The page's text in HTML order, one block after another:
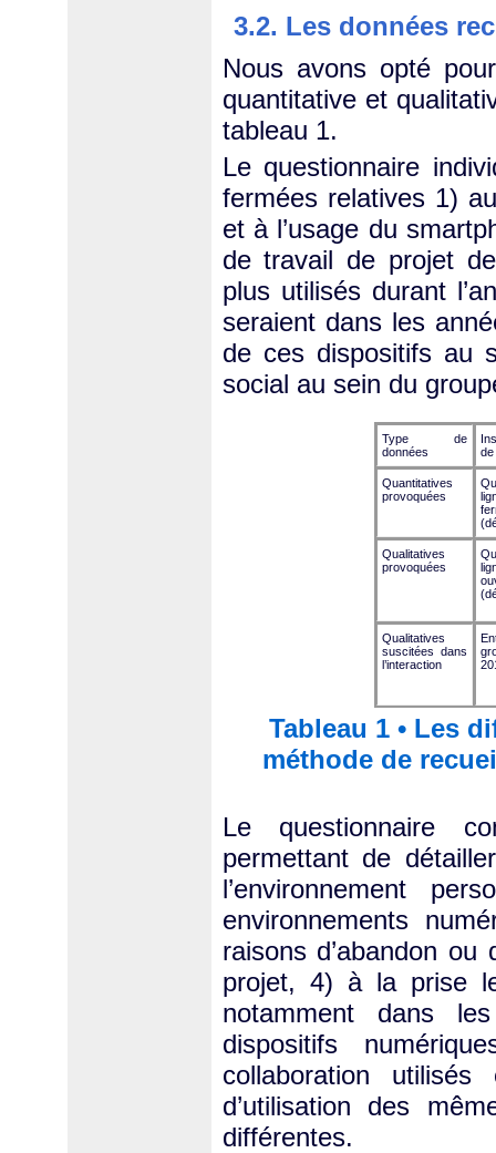
3.2. Les données
Nous avons opté
quantitative et
tableau 1.
Le questionnaire
fermées relatives 1)
et à l’usage du
de travail de projet
plus utilisés durant
seraient dans les
de ces dispositifs au
social au sein du
Type de
données
de
Quantitatives
provoquées
Qualitatives
provoquées
Qualitatives
suscitées dans
l’interaction
Tableau 1 • Les
méthode de
Le questionnaire
permettant de
l’environnement
environnements
raisons d’abandon
projet, 4) à la prise
notamment dans
dispositifs
collaboration
d’utilisation des
différentes.